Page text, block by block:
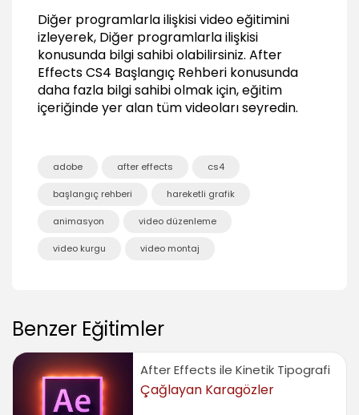
Animation)
03:49
Animasyonu çoğaltma (Duplicate Animation)
02:11
Önemli Timeline kısayolları
03:00
Efekt uygulama (Effects)
06:10
Stylize Efekt örnekleri, Karikatürize efekti
(Cartoon Effect)
03:40
Cycore Efeklerinin kullanımı ve özelliği (Cycore
Effects)
02:59
Dalga efektleri (Wave Effects)
04:55
Diğer programlarla ilişkisi video eğitimini
izleyerek, Diğer programlarla ilişkisi
konusunda bilgi sahibi olabilirsiniz. After
Effects CS4 Başlangıç Rehberi konusunda
daha fazla bilgi sahibi olmak için, eğitim
içeriğinde yer alan tüm videoları seyredin.
adobe after effects cs4
başlangıç rehberi hareketli grafik
animasyon video düzenleme
video kurgu video montaj
Benzer Eğitimler
After Effects ile Kinetik Tipografi
Çağlayan Karagözler